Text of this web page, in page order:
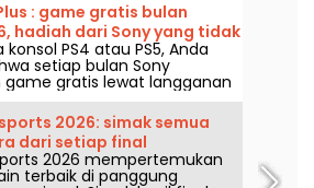
: game gratis bulan
hadiah dari Sony yang tidak
konsol PS4 atau PS5, Anda
setiap bulan Sony
gratis lewat langganan
Jadi, game apa saja yang
2026? Simak pilihan
2026: simak semua
dari setiap final
2026 mempertemukan
terbaik di panggung